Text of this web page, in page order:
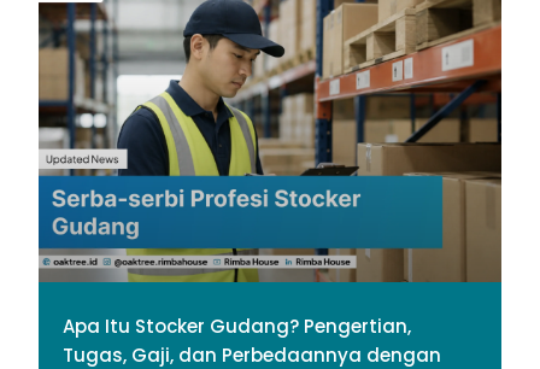
Apa Itu Stocker Gudang? Pengertian,
Tugas, Gaji, dan Perbedaannya dengan